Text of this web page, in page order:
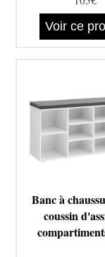
Voir ce
Banc à
coussin